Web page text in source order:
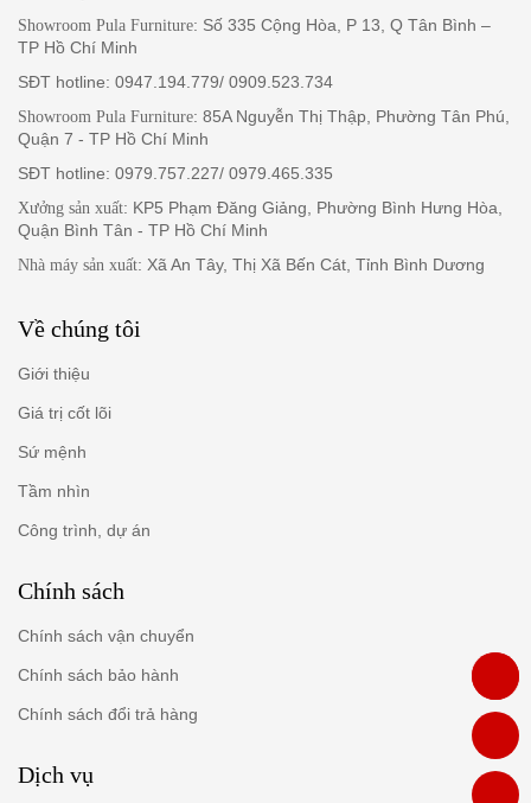
Showroom Pula Furniture: Số 335 Cộng Hòa, P 13, Q Tân Bình –
TP Hồ Chí Minh
SĐT hotline: 0947.194.779/ 0909.523.734
Showroom Pula Furniture: 85A Nguyễn Thị Thập, Phường Tân Phú,
Quận 7 - TP Hồ Chí Minh
SĐT hotline: 0979.757.227/ 0979.465.335
Xưởng sản xuất: KP5 Phạm Đăng Giảng, Phường Bình Hưng Hòa,
Quận Bình Tân - TP Hồ Chí Minh
Nhà máy sản xuất: Xã An Tây, Thị Xã Bến Cát, Tỉnh Bình Dương
Về chúng tôi
Giới thiệu
Giá trị cốt lõi
Sứ mệnh
Tầm nhìn
Công trình, dự án
Chính sách
Chính sách vận chuyển
Chính sách bảo hành
Chính sách đổi trả hàng
Dịch vụ